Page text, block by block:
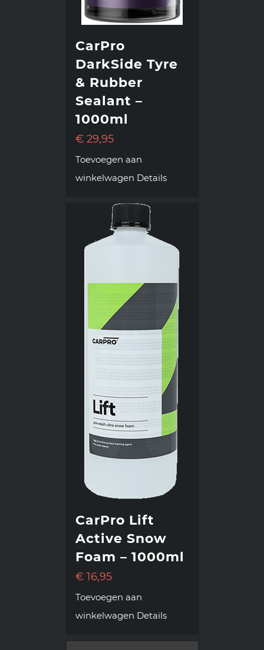
CarPro
DarkSide Tyre
& Rubber
Sealant –
1000ml
€29,95
Toevoegen aan
winkelwagen Details
CarPro Lift
Active Snow
Foam – 1000ml
€16,95
Toevoegen aan
winkelwagen Details